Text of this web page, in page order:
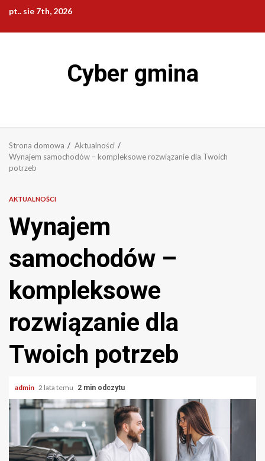
Przejdź
treści
pt.. sie 7th, 2026
Cyber gmina
Strona domowa
Aktualności
Wynajem samochodów – kompleksowe rozwiązanie dla Twoich
potrzeb
AKTUALNOŚCI
Wynajem
samochodów –
kompleksowe
rozwiązanie dla
Twoich potrzeb
admin 2 lata temu 2 min odczytu